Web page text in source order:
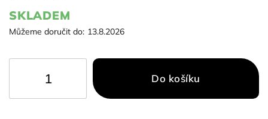
SKLADEM
Můžeme doručit do: 13.8.2026
Do košíku